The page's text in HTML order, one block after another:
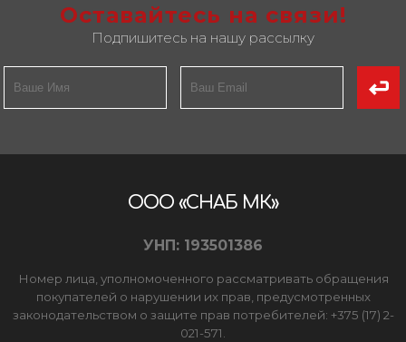
Оставайтесь на связи!
Подпишитесь на нашу рассылку
ООО «СНАБ МК»
УНП: 193501386
Номер лица, уполномоченного рассматривать обращения
покупателей о нарушении их прав, предусмотренных
законодательством о защите прав потребителей: +375 (17) 2-
021-571.